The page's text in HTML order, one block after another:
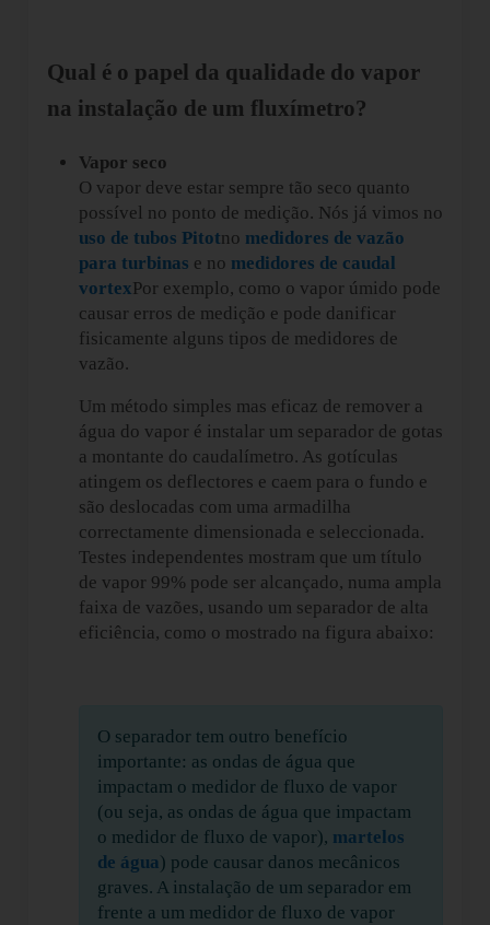
Qual é o papel da qualidade do vapor
na instalação de um fluxímetro?
Vapor seco
O vapor deve estar sempre tão seco quanto
possível no ponto de medição. Nós já vimos no
uso de tubos Pitotno medidores de vazão
para turbinas e no medidores de caudal
vortexPor exemplo, como o vapor úmido pode
causar erros de medição e pode danificar
fisicamente alguns tipos de medidores de
vazão.
Um método simples mas eficaz de remover a
água do vapor é instalar um separador de gotas
a montante do caudalímetro. As gotículas
atingem os deflectores e caem para o fundo e
são deslocadas com uma armadilha
correctamente dimensionada e seleccionada.
Testes independentes mostram que um título
de vapor 99% pode ser alcançado, numa ampla
faixa de vazões, usando um separador de alta
eficiência, como o mostrado na figura abaixo:
O separador tem outro benefício
importante: as ondas de água que
impactam o medidor de fluxo de vapor
(ou seja, as ondas de água que impactam
o medidor de fluxo de vapor), martelos
de água ) pode causar danos mecânicos
graves. A instalação de um separador em
frente a um medidor de fluxo de vapor